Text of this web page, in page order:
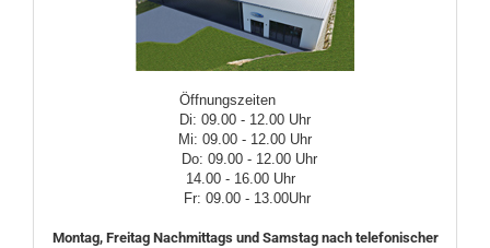
Öffnungszeiten
Di: 09.00 - 12.00 Uhr
Mi: 09.00 - 12.00 Uhr
Do: 09.00 - 12.00 Uhr
14.00 - 16.00 Uhr
Fr: 09.00 - 13.00Uhr
Montag, Freitag Nachmittags und Samstag nach telefonischer